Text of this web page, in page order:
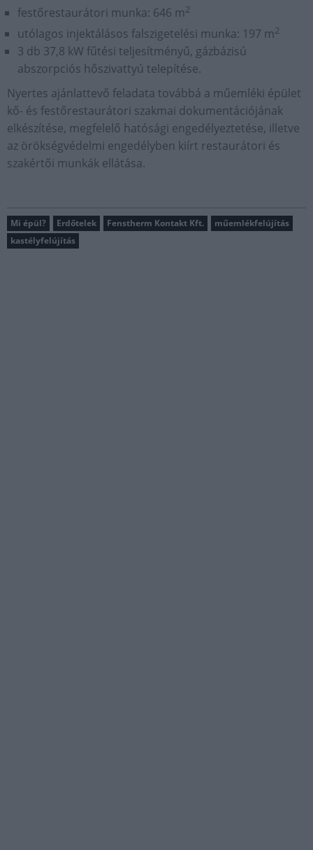
festőrestaurátori munka: 646 m2
utólagos injektálásos falszigetelési munka: 197 m2
3 db 37,8 kW fűtési teljesítményű, gázbázisú
abszorpciós hőszivattyú telepítése.
Nyertes ajánlattevő feladata továbbá a műemléki épület
kő- és festőrestaurátori szakmai dokumentációjának
elkészítése, megfelelő hatósági engedélyeztetése, illetve
az örökségvédelmi engedélyben kiírt restaurátori és
szakértői munkák ellátása.
Mi épül? Erdőtelek Fenstherm Kontakt Kft.
műemlékfelújítás
kastélyfelújítás